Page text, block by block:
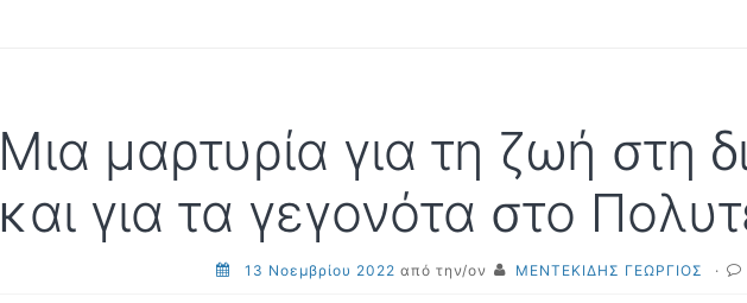
Μια μαρτυρία για τη ζωή στη
και για τα γεγονότα στο
13 Νοεμβρίου 2022 από την/ον ΜΕΝΤΕΚΙΔΗΣ ΓΕΩΡΓΙΟΣ ·